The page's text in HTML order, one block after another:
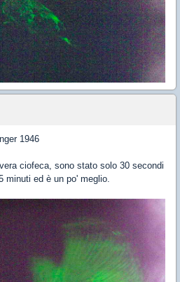
1946
ciofeca, sono stato solo 30 secondi
minuti ed è un po' meglio.